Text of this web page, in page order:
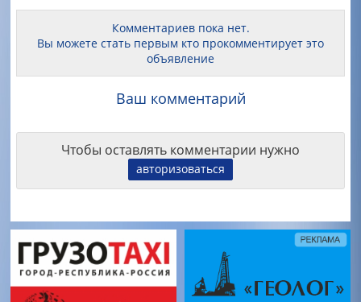
Комментариев пока нет.
Вы можете стать первым кто прокомментирует это
объявление
Ваш комментарий
Чтобы оставлять комментарии нужно
авторизоваться